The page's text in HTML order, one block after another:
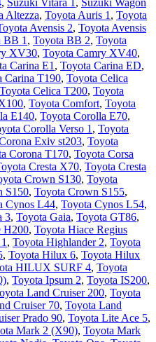
Altezza, Toyota Auris 1 , Toyota
Avensis 2, Toyota Avensis
BB 1 , Toyota BB 2, Toyota
XV30, Toyota Camry XV40,
Carina E1 , Toyota Carina ED,
Carina T190, Toyota Celica
Toyota Celica T200, Toyota
, Toyota Comfort, Toyota
E140, Toyota Corolla E70,
Corolla Verso 1 , Toyota
Exiv st203, Toyota
Corona T170, Toyota Corsa
Cresta X70, Toyota Cresta
Crown S130, Toyota
S150, Toyota Crown S155,
Cynos L44, Toyota Cynos L54,
3, Toyota Gaia, Toyota GT86,
H200, Toyota Hiace Regius
, Toyota Highlander 2, Toyota
, Toyota Hilux 6, Toyota Hilux
HILUX SURF 4, Toyota
, Toyota Ipsum 2, Toyota IS200,
Land Cruiser 200, Toyota
Cruiser 70, Toyota Land
Prado 90, Toyota Lite Ace 5,
Mark 2 (Х90), Toyota Mark